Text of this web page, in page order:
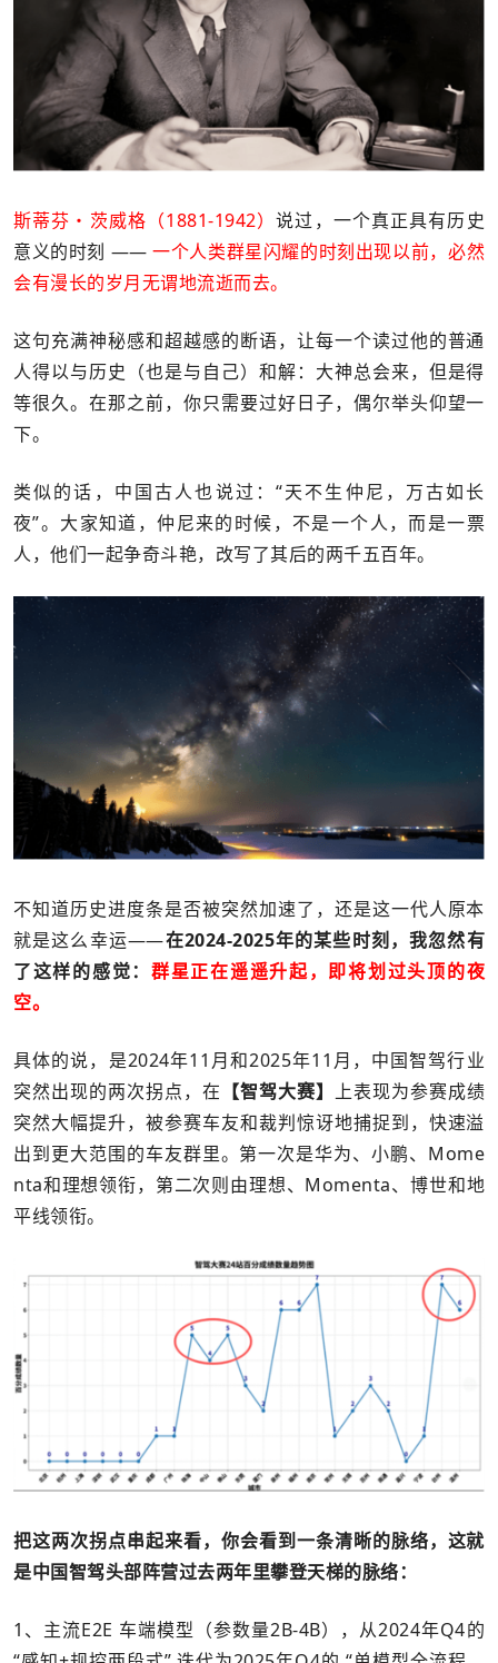
斯蒂芬・茨威格（1881-1942）说过，一个真正具有历史
意义的时刻 ——一个人类群星闪耀的时刻出现以前，必然
会有漫长的岁月无谓地流逝而去。
这句充满神秘感和超越感的断语，让每一个读过他的普通
人得以与历史（也是与自己）和解：大神总会来，但是得
等很久。在那之前，你只需要过好日子，偶尔举头仰望一
下。
类似的话，中国古人也说过：“天不生仲尼，万古如长
夜”。大家知道，仲尼来的时候，不是一个人，而是一票
人，他们一起争奇斗艳，改写了其后的两千五百年。
不知道历史进度条是否被突然加速了，还是这一代人原本
就是这么幸运——在2024-2025年的某些时刻，我忽然有
了这样的感觉：群星正在遥遥升起，即将划过头顶的夜
空。
具体的说，是2024年11月和2025年11月，中国智驾行业
突然出现的两次拐点，在 【智驾大赛】 上表现为参赛成绩
突然大幅提升，被参赛车友和裁判惊讶地捕捉到，快速溢
出到更大范围的车友群里。第一次是华为、小鹏、Mome
nta和理想领衔，第二次则由理想、Momenta、博世和地
平线领衔。
把这两次拐点串起来看，你会看到一条清晰的脉络，这就
是中国智驾头部阵营过去两年里攀登天梯的脉络：
1、主流E2E 车端模型（参数量2B-4B），从2024年Q4的